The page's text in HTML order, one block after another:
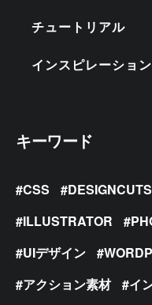
チュートリアル
インスピレーション
キーワード
CSS DESIGNCUTS
ILLUSTRATOR
UIデザイン
アクション素材
イ